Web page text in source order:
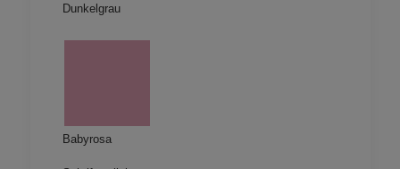
Dunkelgrau
Babyrosa